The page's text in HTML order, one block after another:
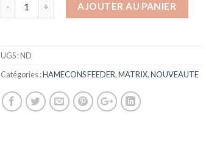
AJOUTER AU PANIER
UGS :ND
Catégories :HAMECONS FEEDER,MATRIX,NOUVEAUTE